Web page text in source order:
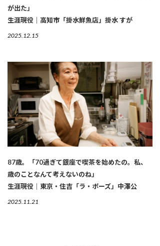
が出た」
生涯現役｜高知市「掛水鮮魚店」掛水 すが
2025.12.15
87歳。「70過ぎて銀座で喫茶を始めたの。私、
歳のことなんて考えないのね」
生涯現役｜東京・住吉「ラ・ポーズ」中澤公
2025.11.21